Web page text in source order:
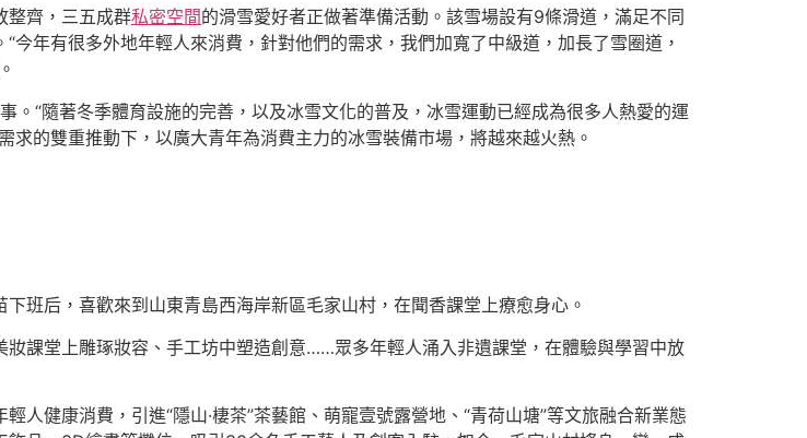
整齊，三五成群私密空間的滑雪愛好者正做著準備活動。該雪場設有9條滑道，滿足不同
年有很多外地年輕人來消費，針對他們的需求，我們加寬了中級道，加長了雪圈道，
“隨著冬季體育設施的完善，以及冰雪文化的普及，冰雪運動已經成為很多人熱愛的運
求的雙重推動下，以廣大青年為消費主力的冰雪裝備市場，將越來越火熱。
班后，喜歡來到山東青島西海岸新區毛家山村，在聞香課堂上療愈身心。
課堂上雕琢妝容、手工坊中塑造創意……眾多年輕人涌入非遺課堂，在體驗與學習中放
人健康消費，引進“隱山·棲茶”茶藝館、萌寵壹號露營地、“青荷山塘”等文旅融合新業態